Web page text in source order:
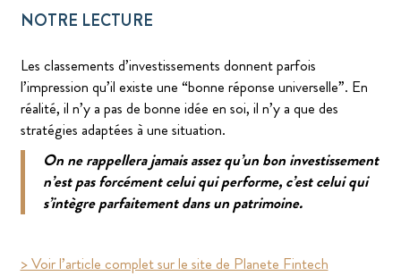
NOTRE LECTURE
Les classements d’investissements donnent parfois
l’impression qu’il existe une “bonne réponse universelle”. En
réalité, il n’y a pas de bonne idée en soi, il n’y a que des
stratégies adaptées à une situation.
On ne rappellera jamais assez qu’un bon investissement
n’est pas forcément celui qui performe, c’est celui qui
s’intègre parfaitement dans un patrimoine.
> Voir l’article complet sur le site de Planete Fintech